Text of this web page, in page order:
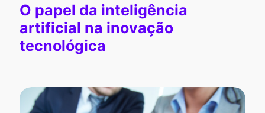
O papel da inteligência
artificial na inovação
tecnológica